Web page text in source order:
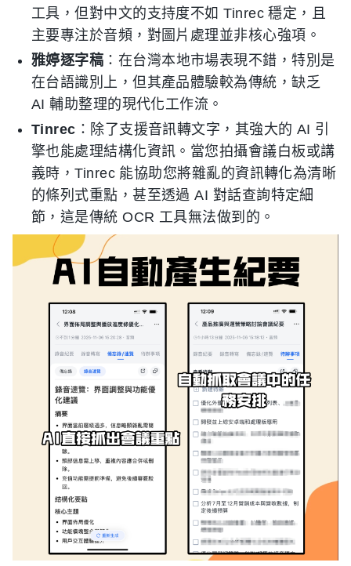
工具，但對中文的支持度不如 Tinrec 穩定，且
主要專注於音頻，對圖片處理並非核心強項。
雅婷逐字稿 ：在台灣本地市場表現不錯，特別是
在台語識別上，但其產品體驗較為傳統，缺乏
AI 輔助整理的現代化工作流。
Tinrec ：除了支援音訊轉文字，其強大的 AI 引
擎也能處理結構化資訊。當您拍攝會議白板或講
義時，Tinrec 能協助您將雜亂的資訊轉化為清晰
的條列式重點，甚至透過 AI 對話查詢特定細
節，這是傳統 OCR 工具無法做到的。